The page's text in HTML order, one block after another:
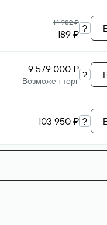
14 982 ₽
189 ₽ ?
9 579 000 ₽
Возможен торг
?
103 950 ₽ ?